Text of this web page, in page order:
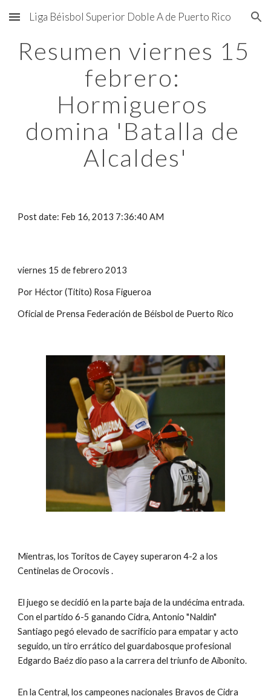
Skip to main content Skip to navigation
Liga Béisbol Superior Doble A de Puerto Rico
Resumen viernes 15
febrero:
Hormigueros
domina 'Batalla de
Alcaldes'
Post date: Feb 16, 2013 7:36:40 AM
viernes 15 de febrero 2013
Por Héctor (Titito) Rosa Figueroa
Oficial de Prensa Federación de Béisbol de Puerto Rico
Mientras, los Toritos de Cayey superaron 4-2 a los
Centinelas de Orocovis .
El juego se decidió en la parte baja de la undécima entrada.
Con el partido 6-5 ganando Cidra, Antonio "Naldin"
Santiago pegó elevado de sacrificio para empatar y acto
seguido, un tiro errático del guardabosque profesional
Edgardo Baéz dio paso a la carrera del triunfo de Aibonito.
En la Central, los campeones nacionales Bravos de Cidra